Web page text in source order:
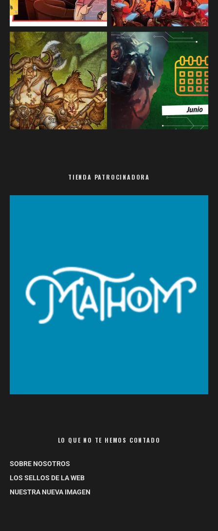
TIENDA PATROCINADORA
LO QUE NO TE HEMOS CONTADO
SOBRE NOSOTROS
LOS SELLOS DE LA WEB
NUESTRA NUEVA IMAGEN